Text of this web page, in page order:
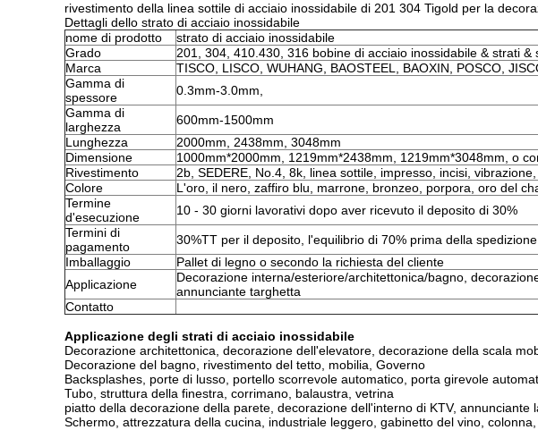
rivestimento della linea sottile di acciaio inossidabile di 201 304 Tigold per la
Dettagli dello strato di acciaio inossidabile
nome di prodotto
strato di acciaio inossidabile
Grado
201, 304, 410.430, 316 bobine di acciaio inossidabile & strati &
Marca
TISCO, LISCO, WUHANG, BAOSTEEL, BAOXIN, POSCO,
Gamma di
spessore
0.3mm-3.0mm,
Gamma di
larghezza
600mm-1500mm
Lunghezza
2000mm, 2438mm, 3048mm
Dimensione
1000mm*2000mm, 1219mm*2438mm, 1219mm*3048mm, o
Rivestimento
2b, SEDERE, No.4, 8k, linea sottile, impresso, incisi,
Colore
L'oro, il nero, zaffiro blu, marrone, bronzeo, porpora, oro del
Termine
d'esecuzione
10 - 30 giorni lavorativi dopo aver ricevuto il deposito di 30%
Termini di
pagamento
30%TT per il deposito, l'equilibrio di 70% prima della
Imballaggio
Pallet di legno o secondo la richiesta del cliente
Applicazione
Decorazione interna/esteriore/architettonica/bagno,
annunciante targhetta
Contatto
Applicazione degli strati di acciaio inossidabile
Decorazione architettonica, decorazione dell'elevatore, decorazione della scala
Decorazione del bagno, rivestimento del tetto, mobilia, Governo
Backsplashes, porte di lusso, portello scorrevole automatico, porta girevole
Tubo, struttura della finestra, corrimano, balaustra, vetrina
piatto della decorazione della parete, decorazione dell'interno di KTV, annunciante
Schermo, attrezzatura della cucina, industriale leggero, gabinetto del vino,